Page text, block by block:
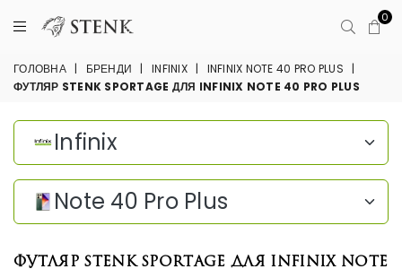
0
ГОЛОВНА | БРЕНДИ | INFINIX | INFINIX NOTE 40 PRO PLUS
|
ФУТЛЯР STENK SPORTAGE ДЛЯ INFINIX NOTE 40 PRO PLUS
Футляр Stenk Sportage для Infinix Note
Infinix
Note 40 Pro Plus